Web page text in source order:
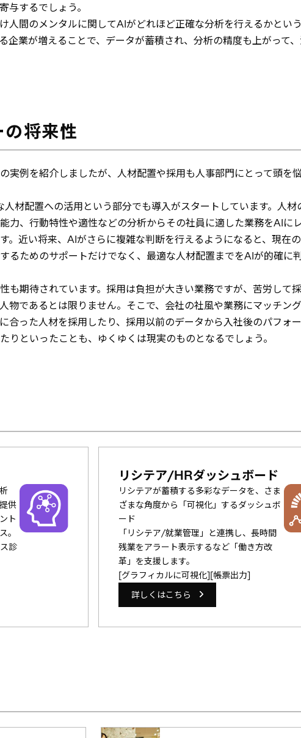
与するでしょう。
人間のメンタルに関してAIがどれほど正確な分析を行えるかとい
企業が増えることで、データが蓄積され、分析の精度も上がって
将来性
実例を紹介しましたが、人材配置や採用も人事部門にとって頭を
材配置への活用という部分でも導入がスタートしています。人材
力、行動特性や適性などの分析からその社員に適した業務をAIに
。近い将来、AIがさらに複雑な判断を行えるようになると、現在
るためのサポートだけでなく、最適な人材配置までをAIが的確に
も期待されています。採用は負担が大きい業務ですが、苦労して
物であるとは限りません。そこで、会社の社風や業務にマッチン
合った人材を採用したり、採用以前のデータから入社後のパフォ
りといったことも、ゆくゆくは現実のものとなるでしょう。
供
ト
。
診
リシテア/HRダッシュボード
リシテアが蓄積する多彩なデータを、さま
ざまな角度から「可視化」するダッシュボ
ード
「リシテア/就業管理」と連携し、長時間
残業をアラート表示するなど「働き方改
革」を支援します。
[グラフィカルに可視化][帳票出力]
詳しくはこちら